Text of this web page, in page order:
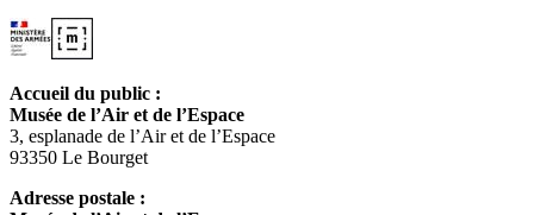
Accueil du public :
Musée de l’Air et de l’Espace
3, esplanade de l’Air et de l’Espace
93350 Le Bourget
Adresse postale :